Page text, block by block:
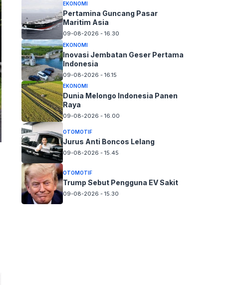
EKONOMI
Pertamina Guncang Pasar
Maritim Asia
09-08-2026 - 16.30
EKONOMI
Inovasi Jembatan Geser Pertama
Indonesia
09-08-2026 - 16.15
EKONOMI
Dunia Melongo Indonesia Panen
Raya
09-08-2026 - 16.00
OTOMOTIF
Jurus Anti Boncos Lelang
09-08-2026 - 15.45
OTOMOTIF
Trump Sebut Pengguna EV Sakit
09-08-2026 - 15.30